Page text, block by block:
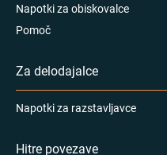
Napotki za obiskovalce
Pomoč
Za delodajalce
Napotki za razstavljavce
Hitre povezave